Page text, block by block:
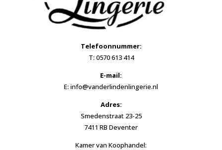
Telefoonnummer:
T: 0570 613 414
E-mail:
E: info@vanderlindenlingerie.nl
Adres:
Smedenstraat 23-25
7411 RB Deventer
Kamer van Koophandel: